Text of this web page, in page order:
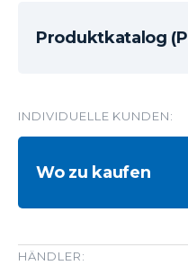
Produktkatalog
INDIVIDUELLE KUNDEN:
Wo zu kaufen
HÄNDLER: